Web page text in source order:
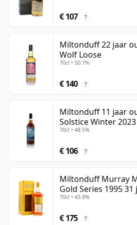
€ 107 ?
Miltonduff 22 jaar
Wolf Loose
70cl • 50.7%
€ 140 ?
Miltonduff 11 jaar
Solstice Winter 2023
70cl • 48.5%
€ 106 ?
Miltonduff Murray
Gold Series 1995
70cl • 43.8%
€ 175 ?